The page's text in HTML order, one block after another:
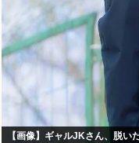
【画像】ギャルJKさん、脱い